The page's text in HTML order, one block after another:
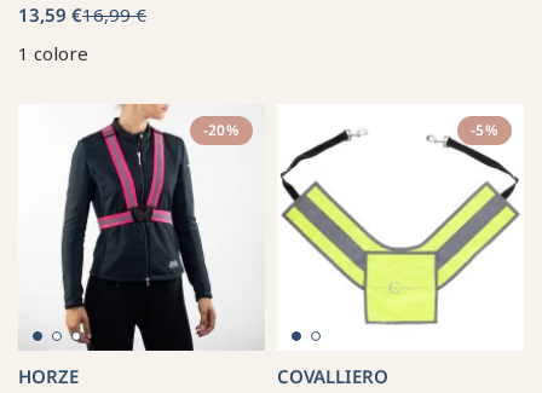
13,59 €16,99 €
1 colore
-20%
HORZE
-5%
COVALLIERO